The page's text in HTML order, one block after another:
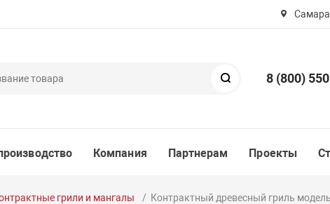
8 (800)
Компания Партнерам Проекты
грили и мангалы Контрактный древесный гриль